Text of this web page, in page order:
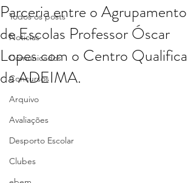
Todos os posts
Noticias
Comunicados
Concursos
Arquivo
Avaliações
Desporto Escolar
Clubes
Parceria entre o Agrupamento
de Escolas Professor Óscar
Lopes com o Centro Qualifica
da ADEIMA.